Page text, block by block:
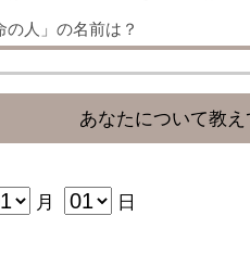
の人」の名前は？
あなたについて教え
月
日